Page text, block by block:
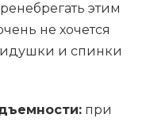
этим
не хочется
и спинки
при